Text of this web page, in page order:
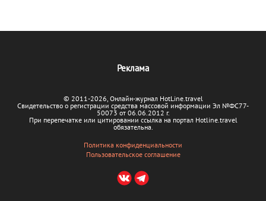
Реклама
© 2011-2026, Онлайн-журнал HotLine.travel
Свидетельство о регистрации средства массовой информации Эл №ФС77-
50073 от 06.06.2012 г.
При перепечатке или цитировании ссылка на портал Hotline.travel
обязательна.
Политика конфиденциальности
Пользовательское соглашение